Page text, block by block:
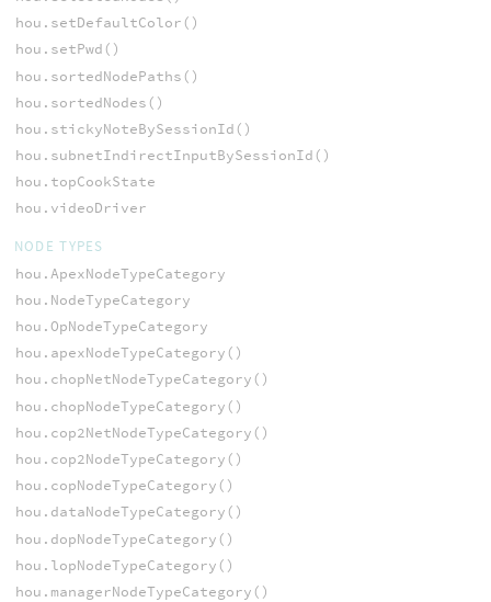
hou.setDefaultColor()
hou.setPwd()
hou.sortedNodePaths()
hou.sortedNodes()
hou.stickyNoteBySessionId()
hou.subnetIndirectInputBySessionId()
hou.topCookState
hou.videoDriver
NODE TYPES
hou.ApexNodeTypeCategory
hou.NodeTypeCategory
hou.OpNodeTypeCategory
hou.apexNodeTypeCategory()
hou.chopNetNodeTypeCategory()
hou.chopNodeTypeCategory()
hou.cop2NetNodeTypeCategory()
hou.cop2NodeTypeCategory()
hou.copNodeTypeCategory()
hou.dataNodeTypeCategory()
hou.dopNodeTypeCategory()
hou.lopNodeTypeCategory()
hou.managerNodeTypeCategory()